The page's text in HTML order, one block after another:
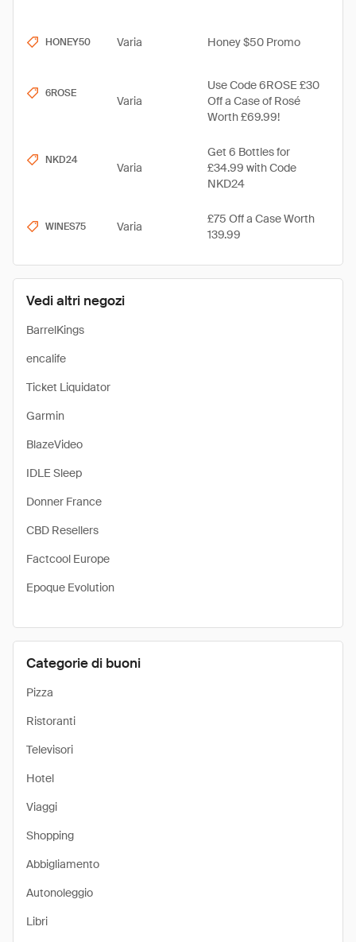
Vedi altri negozi
BarrelKings
encalife
Ticket Liquidator
Garmin
BlazeVideo
IDLE Sleep
Donner France
CBD Resellers
Factcool Europe
Epoque Evolution
Categorie di buoni
Pizza
Ristoranti
Televisori
Hotel
Viaggi
Shopping
Abbigliamento
Autonoleggio
Libri
HONEY50 Varia Honey $50 Promo
6ROSE
Varia
Use Code 6ROSE £30
Off a Case of Rosé
Worth £69.99!
NKD24
Varia
Get 6 Bottles for
£34.99 with Code
NKD24
WINES75 Varia
£75 Off a Case Worth
139.99